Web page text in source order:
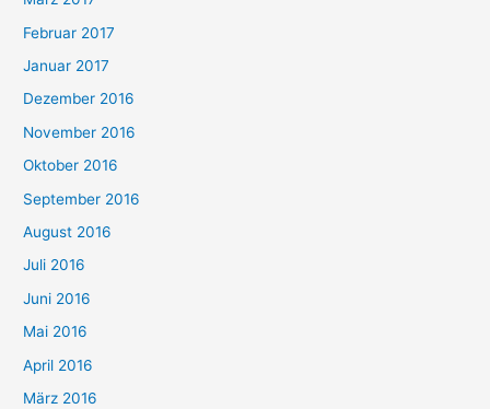
Februar 2017
Januar 2017
Dezember 2016
November 2016
Oktober 2016
September 2016
August 2016
Juli 2016
Juni 2016
Mai 2016
April 2016
März 2016